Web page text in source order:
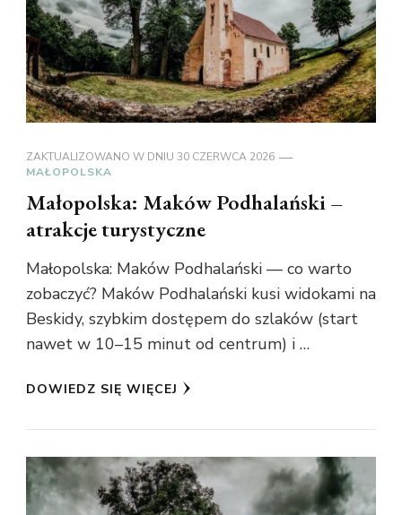
ZAKTUALIZOWANO W DNIU 30 CZERWCA 2026
MAŁOPOLSKA
Małopolska: Maków Podhalański –
atrakcje turystyczne
Małopolska: Maków Podhalański — co warto
zobaczyć? Maków Podhalański kusi widokami na
Beskidy, szybkim dostępem do szlaków (start
nawet w 10–15 minut od centrum) i …
DOWIEDZ SIĘ WIĘCEJ